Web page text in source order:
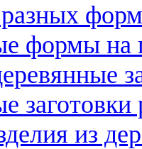
разных
формы на
заготовки
из